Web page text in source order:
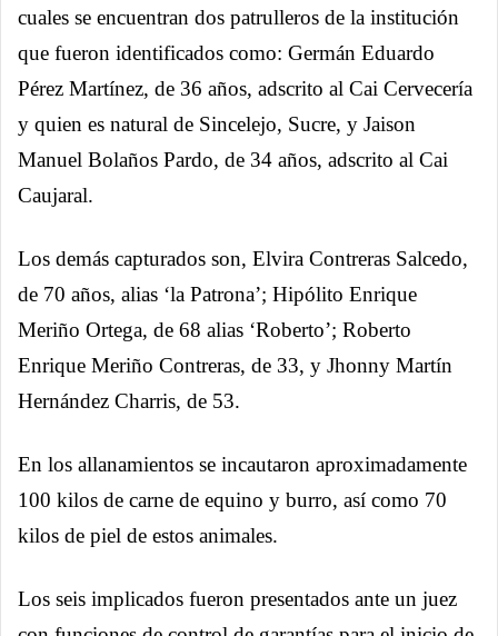
cuales se encuentran dos patrulleros de la institución
que fueron identificados como: Germán Eduardo
Pérez Martínez, de 36 años, adscrito al Cai Cervecería
y quien es natural de Sincelejo, Sucre, y Jaison
Manuel Bolaños Pardo, de 34 años, adscrito al Cai
Caujaral.
Los demás capturados son, Elvira Contreras Salcedo,
de 70 años, alias ‘la Patrona’; Hipólito Enrique
Meriño Ortega, de 68 alias ‘Roberto’; Roberto
Enrique Meriño Contreras, de 33, y Jhonny Martín
Hernández Charris, de 53.
En los allanamientos se incautaron aproximadamente
100 kilos de carne de equino y burro, así como 70
kilos de piel de estos animales.
Los seis implicados fueron presentados ante un juez